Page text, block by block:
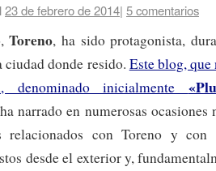
23 de febrero de 2014| 5 comentarios
Toreno, ha sido protagonista,
ciudad donde resido. Este blog,
denominado inicialmente
narrado en numerosas
relacionados con Toreno y
desde el exterior y,